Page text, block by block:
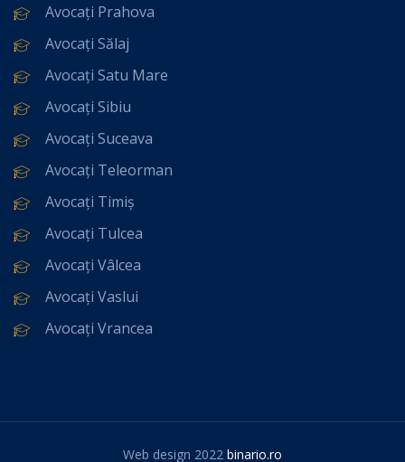
Avocați Prahova
Avocați Sălaj
Avocați Satu Mare
Avocați Sibiu
Avocați Suceava
Avocați Teleorman
Avocați Timiș
Avocați Tulcea
Avocați Vâlcea
Avocați Vaslui
Avocați Vrancea
Web design 2022 binario.ro